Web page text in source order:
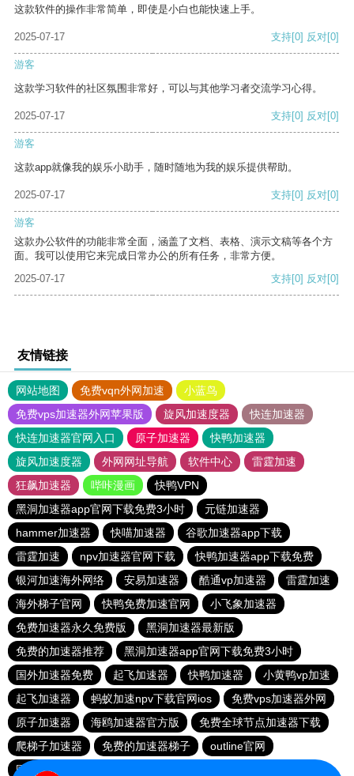
这款软件的操作非常简单，即使是小白也能快速上手。
2025-07-17 支持[0] 反对[0]
游客
这款学习软件的社区氛围非常好，可以与其他学习者交流学习心得。
2025-07-17 支持[0] 反对[0]
游客
这款app就像我的娱乐小助手，随时随地为我的娱乐提供帮助。
2025-07-17 支持[0] 反对[0]
游客
这款办公软件的功能非常全面，涵盖了文档、表格、演示文稿等各个方
面。我可以使用它来完成日常办公的所有任务，非常方便。
2025-07-17
支持[0] 反对[0]
友情链接
网站地图 免费vqn外网加速
小蓝鸟
免费vps加速器外网苹果版
旋风加速度器
快连加速器
快连加速器官网入口
原子加速器
快鸭加速器
旋风加速度器
外网网址导航 软件中心
雷霆加速
狂飙加速器
哔咔漫画
快鸭VPN
黑洞加速器app官网下载免费3小时
元链加速器
hammer加速器
快喵加速器
谷歌加速器app下载
雷霆加速
npv加速器官网下载
快鸭加速器app下载免费
银河加速海外网络
安易加速器 酷通vp加速器
雷霆加速
海外梯子官网
快鸭免费加速官网
小飞象加速器
免费加速器永久免费版
黑洞加速器最新版
免费的加速器推荐
黑洞加速器app官网下载免费3小时
国外加速器免费
起飞加速器 快鸭加速器
小黄鸭vp加速
起飞加速器
蚂蚁加速npv下载官网ios
免费vps加速器外网
原子加速器
海鸥加速器官方版
免费全球节点加速器下载
爬梯子加速器
免费的加速器梯子
outline官网
国外vps加速免费